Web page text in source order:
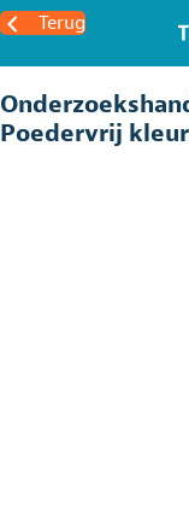
Terug
Poedervrij